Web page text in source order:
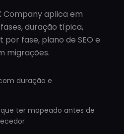
Company aplica em
duração típica,
fase, plano de SEO e
migrações.
duração e
ter mapeado antes de